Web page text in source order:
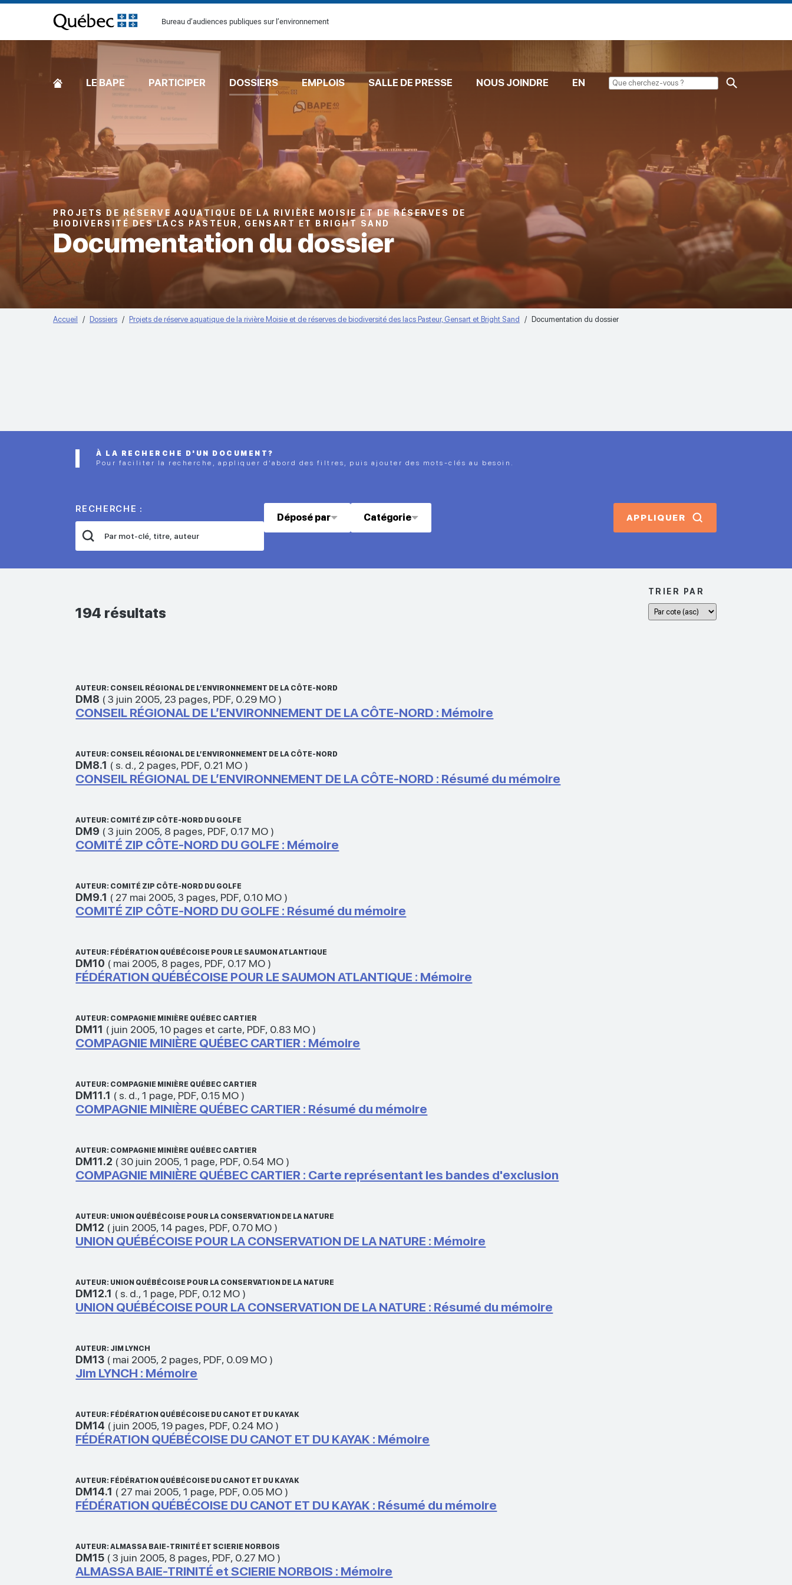
[Common.SkipToContent]
Bureau d’audiences publiques sur l’environnement
ACCUEILLE BAPE PARTICIPER DOSSIERS EMPLOIS SALLE DE PRESSE NOUS JOINDRE EN
PROJETS DE RÉSERVE AQUATIQUE DE LA RIVIÈRE MOISIE ET DE RÉSERVES DE
BIODIVERSITÉ DES LACS PASTEUR, GENSART ET BRIGHT SAND
Documentation du dossier
Accueil Dossiers Projets de réserve aquatique de la rivière Moisie et de réserves de biodiversité des lacs Pasteur, Gensart et Bright Sand Documentation du dossier
À LA RECHERCHE D'UN DOCUMENT?
Pour faciliter la recherche, appliquer d’abord des filtres, puis ajouter des mots-clés au besoin.
RECHERCHE :
Déposé par Catégorie APPLIQUER
194 résultats
TRIER PAR
AUTEUR: CONSEIL RÉGIONAL DE L’ENVIRONNEMENT DE LA CÔTE-NORD
DM8 (3 juin 2005, 23 pages, PDF, 0.29 MO )
CONSEIL RÉGIONAL DE L’ENVIRONNEMENT DE LA CÔTE-NORD : Mémoire
AUTEUR: CONSEIL RÉGIONAL DE L’ENVIRONNEMENT DE LA CÔTE-NORD
DM8.1 ( s. d., 2 pages, PDF, 0.21 MO )
CONSEIL RÉGIONAL DE L’ENVIRONNEMENT DE LA CÔTE-NORD : Résumé du mémoire
AUTEUR: COMITÉ ZIP CÔTE-NORD DU GOLFE
DM9 (3 juin 2005, 8 pages, PDF, 0.17 MO )
COMITÉ ZIP CÔTE-NORD DU GOLFE : Mémoire
AUTEUR: COMITÉ ZIP CÔTE-NORD DU GOLFE
DM9.1 ( 27 mai 2005,3 pages, PDF, 0.10 MO )
COMITÉ ZIP CÔTE-NORD DU GOLFE : Résumé du mémoire
AUTEUR: FÉDÉRATION QUÉBÉCOISE POUR LE SAUMON ATLANTIQUE
DM10 ( mai 2005, 8 pages, PDF, 0.17 MO )
FÉDÉRATION QUÉBÉCOISE POUR LE SAUMON ATLANTIQUE : Mémoire
AUTEUR: COMPAGNIE MINIÈRE QUÉBEC CARTIER
DM11 ( juin 2005,10 pages et carte, PDF, 0.83 MO )
COMPAGNIE MINIÈRE QUÉBEC CARTIER : Mémoire
AUTEUR: COMPAGNIE MINIÈRE QUÉBEC CARTIER
DM11.1 ( s. d.,1 page, PDF, 0.15 MO )
COMPAGNIE MINIÈRE QUÉBEC CARTIER : Résumé du mémoire
AUTEUR: COMPAGNIE MINIÈRE QUÉBEC CARTIER
DM11.2 (30 juin 2005,1 page, PDF, 0.54 MO )
COMPAGNIE MINIÈRE QUÉBEC CARTIER : Carte représentant les bandes d'exclusion
AUTEUR: UNION QUÉBÉCOISE POUR LA CONSERVATION DE LA NATURE
DM12 ( juin 2005,14 pages, PDF, 0.70 MO )
UNION QUÉBÉCOISE POUR LA CONSERVATION DE LA NATURE : Mémoire
AUTEUR: UNION QUÉBÉCOISE POUR LA CONSERVATION DE LA NATURE
DM12.1 ( s. d.,1 page, PDF, 0.12 MO )
UNION QUÉBÉCOISE POUR LA CONSERVATION DE LA NATURE : Résumé du mémoire
AUTEUR: JIM LYNCH
DM13 ( mai 2005, 2 pages, PDF, 0.09 MO )
Jim LYNCH : Mémoire
AUTEUR: FÉDÉRATION QUÉBÉCOISE DU CANOT ET DU KAYAK
DM14 ( juin 2005,19 pages, PDF, 0.24 MO )
FÉDÉRATION QUÉBÉCOISE DU CANOT ET DU KAYAK : Mémoire
AUTEUR: FÉDÉRATION QUÉBÉCOISE DU CANOT ET DU KAYAK
DM14.1 ( 27 mai 2005,1 page, PDF, 0.05 MO )
FÉDÉRATION QUÉBÉCOISE DU CANOT ET DU KAYAK : Résumé du mémoire
AUTEUR: ALMASSA BAIE-TRINITÉ ET SCIERIE NORBOIS
DM15 (3 juin 2005, 8 pages, PDF, 0.27 MO )
ALMASSA BAIE-TRINITÉ et SCIERIE NORBOIS : Mémoire